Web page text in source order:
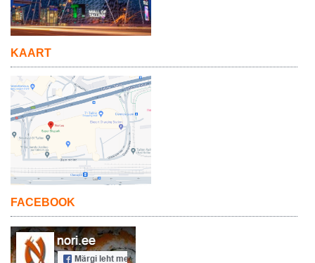
KAART
FACEBOOK